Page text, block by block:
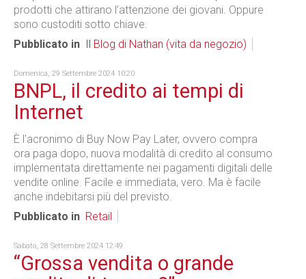
prodotti che attirano l’attenzione dei giovani. Oppure
sono custoditi sotto chiave.
Pubblicato in
Il Blog di Nathan (vita da negozio)
Domenica, 29 Settembre 2024 10:20
BNPL, il credito ai tempi di
Internet
È l'acronimo di Buy Now Pay Later, ovvero compra
ora paga dopo, nuova modalità di credito al consumo
implementata direttamente nei pagamenti digitali delle
vendite online. Facile e immediata, vero. Ma è facile
anche indebitarsi più del previsto.
Pubblicato in Retail
Sabato, 28 Settembre 2024 12:49
“Grossa vendita o grande